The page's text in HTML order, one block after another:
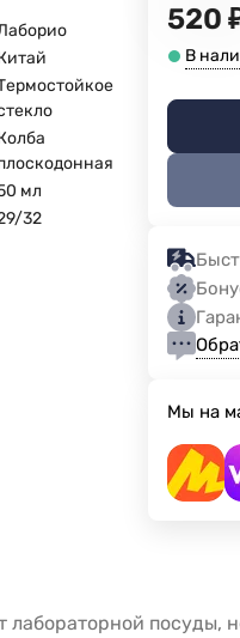
мл
32
520
В
Мы на
посуды,